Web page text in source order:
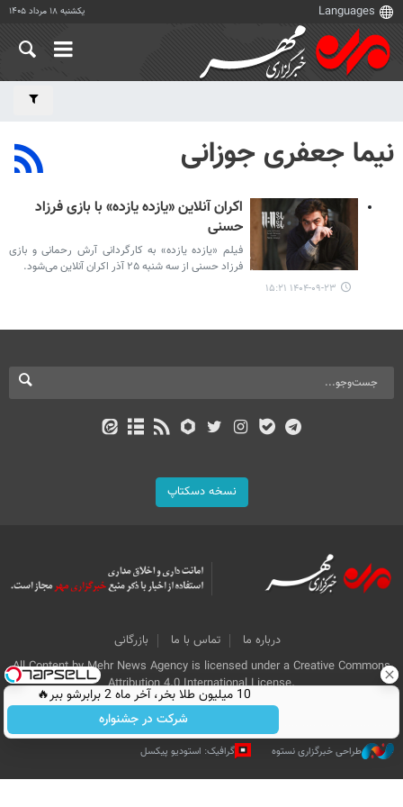
یکشنبه ۱۸ مرداد ۱۴۰۵
نیما جعفری جوزانی
اکران آنلاین «یازده یازده» با بازی فرزاد
حسنی
فیلم «یازده یازده» به کارگردانی آرش رحمانی و بازی
فرزاد حسنی از سه شنبه ۲۵ آذر اکران آنلاین می‌شود.
۱۴۰۴-۰۹-۲۳ ۱۵:۲۱
نسخه دسکتاپ
درباره ما تماس با ما
بازرگانی
All Content by Mehr News Agency is licensed under a Creative Commons
Attribution 4.0 International License.
طراحی خبرگزاری نستوه گرافیک: استودیو پیکسل
10 میلیون طلا بخر، آخر ماه 2 برابرشو ببر🔥
شرکت در جشنواره